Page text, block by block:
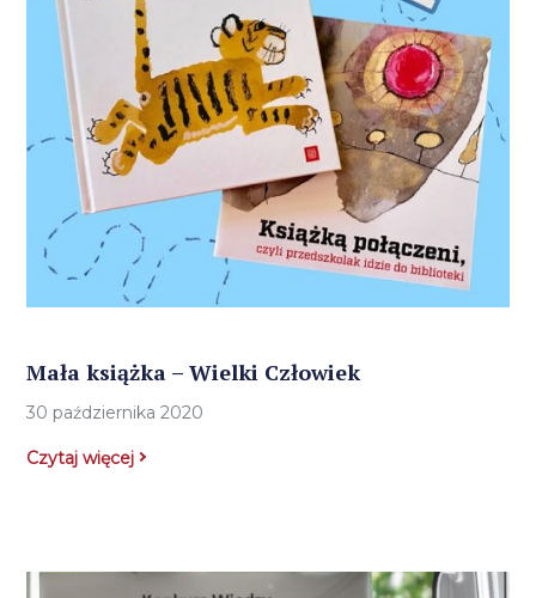
Mała książka – Wielki Człowiek
30 października 2020
Czytaj więcej